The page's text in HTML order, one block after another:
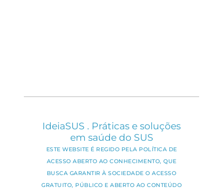
IdeiaSUS . Práticas e soluções
em saúde do SUS
ESTE WEBSITE É REGIDO PELA POLÍTICA DE
ACESSO ABERTO AO CONHECIMENTO, QUE
BUSCA GARANTIR À SOCIEDADE O ACESSO
GRATUITO, PÚBLICO E ABERTO AO CONTEÚDO